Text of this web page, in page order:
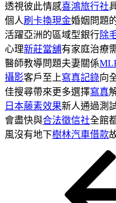
透視彼此情感喜鴻旅行社
個人刷卡換現金婚姻問題
活躍亞洲的區域型銀行除
心理新莊當舖有家庭治療
醫師教導問題夫妻關係
攝影客戶至上寫真記錄向
佳搜尋帶來更多選擇寫真
日本藤素效果新人通過測
會盡快與合法徵信社全館
風沒有地下樹林汽車借款